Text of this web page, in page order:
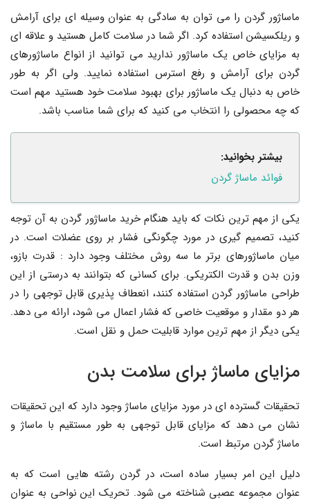
ماساژور گردن را می توان به سادگی به عنوان وسیله ای برای آرامش
و ریلکسیشن استفاده کرد. اگر شما در سلامت کامل هستید و علاقه ای
به مزایای خاص یک ماساژور ندارید می توانید از انواع ماساژورهای
گردن برای آرامش و رفع استرس استفاده نمایید. ولی اگر به طور
خاص به دنبال یک ماساژور برای بهبود سلامت خود هستید مهم است
که چه محصولی را انتخاب می کنید که برای شما مناسب باشد.
بیشتر بخوانید:
فوائد ماساژ گردن
یکی از مهم ترین نکات که باید هنگام خرید ماساژور گردن به آن توجه
کنید، تصمیم گیری در مورد چگونگی فشار بر روی عضلات است. در
میان ماساژورهای برتر ما سه روش مختلف وجود دارد : قدرت بازو،
وزن بدن و قدرت الکتریکی. برای کسانی که بتوانند به درستی از این
طراحی ماساژور گردن استفاده کنند، انعطاف پذیری قابل توجهی را در
هر دو مقدار و موقعیت خاصی که فشار اعمال می شود، ارائه می دهد.
یکی دیگر از مهم ترین موارد قابلیت حمل و نقل است.
مزایای ماساژ برای سلامت بدن
تحقیقات گسترده ای در مورد مزایای ماساژ وجود دارد که این تحقیقات
نشان می دهد که مزایای قابل توجهی به طور مستقیم با ماساژ و
ماساژ گردن مرتبط است.
دلیل این امر بسیار ساده است، در گردن رشته هایی است که به
عنوان مجموعه عصبی شناخته می شود. تحریک این نواحی به عنوان